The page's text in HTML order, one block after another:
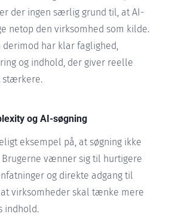
der ingen særlig grund til, at AI-
netop den virksomhed som kilde.
derimod har klar faglighed,
og indhold, der giver reelle
stærkere.
og AI-søgning
eksempel på, at søgning ikke
vænner sig til hurtigere
og direkte adgang til
at virksomheder skal tænke mere
indhold.